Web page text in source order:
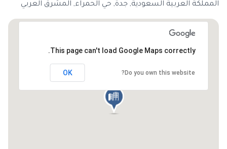
المملكة العربية السعودية, جدة, حي الحمراء, المشرق العربي
This page can't load Google Maps correctly.
Do you own this website?
OK